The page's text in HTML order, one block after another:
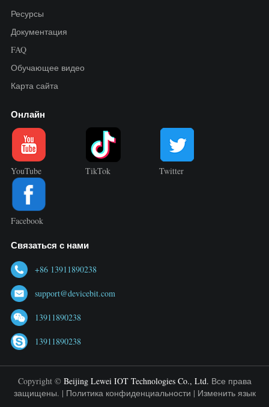
Ресурсы
Документация
FAQ
Обучающее видео
Карта сайта
Онлайн
YouTube TikTok Twitter
Facebook
Связаться с нами
+86 13911890238
support@devicebit.com
13911890238
13911890238
Copyright © Beijing Lewei IOT Technologies Co., Ltd. Все права
защищены. | Политика конфиденциальности | Изменить язык